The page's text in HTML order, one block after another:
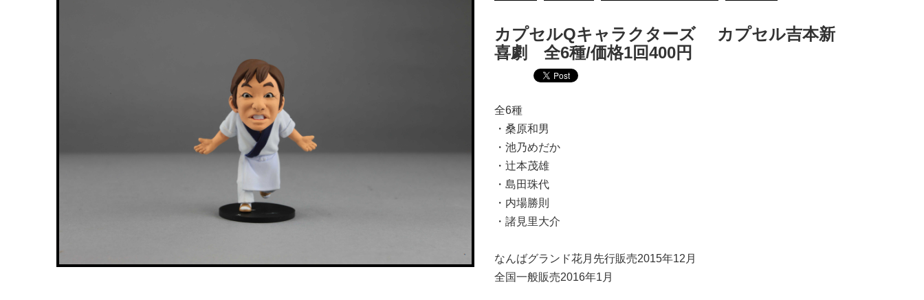
カプセルQキャラクターズ カプセル吉本新
喜劇 全6種/価格1回400円
全6種
・桑原和男
・池乃めだか
・辻本茂雄
・島田珠代
・内場勝則
・諸見里大介
なんばグランド花月先行販売2015年12月
全国一般販売2016年1月